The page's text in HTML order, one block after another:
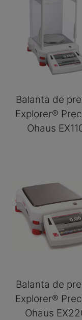
Balanta de
Explorer®
Ohaus
Balanta de
Explorer®
Ohaus